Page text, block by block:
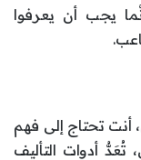
يجب أن يعرفوا
أنت تحتاج إلى فهم
تُعَدُّ أدوات التأليف